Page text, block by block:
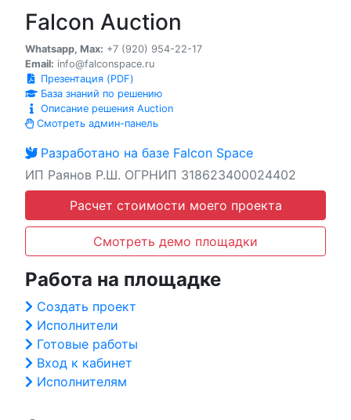
Falcon Auction
Whatsapp, Max: +7 (920) 954-22-17
Email: info@falconspace.ru
Презентация (PDF)
База знаний по решению
Описание решения Auction
Смотреть админ-панель
Разработано на базе Falcon Space
ИП Раянов Р.Ш. ОГРНИП 318623400024402
Расчет стоимости моего проекта
Смотреть демо площадки
Работа на площадке
Создать проект
Исполнители
Готовые работы
Вход к кабинет
Исполнителям